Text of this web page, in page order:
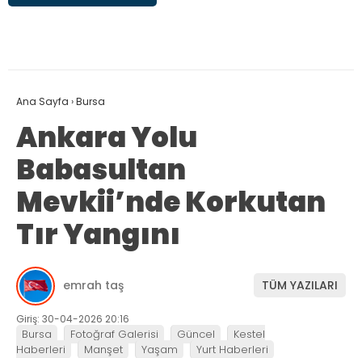
Ana Sayfa ›Bursa
Ankara Yolu
Babasultan
Mevkii’nde Korkutan
Tır Yangını
emrah taş TÜM YAZILARI
Giriş: 30-04-2026 20:16
Bursa Fotoğraf Galerisi Güncel
Kestel
Haberleri
Manşet Yaşam Yurt Haberleri